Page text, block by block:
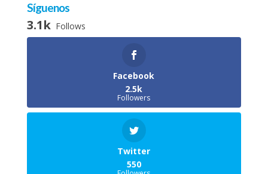
Síguenos
3.1k Follows
Facebook
2.5k
Followers
Twitter
550